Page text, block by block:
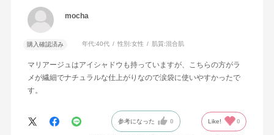
mocha
購入確認済み 年代:40代 性別:女性 肌質:混合肌
マリアージュはアイシャドウも持っていますが、こちらの方がラ
メが繊細でナチュラルな仕上がりなので涙袋に使いやすかったで
す。
参考になった 0 Like! 0